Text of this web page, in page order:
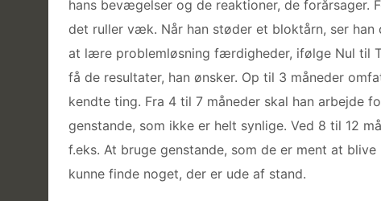
hans bevægelser og de reaktioner, de forårsager.
det ruller væk. Når han støder et bloktårn, ser
at lære problemløsning færdigheder, ifølge Nul til
få de resultater, han ønsker. Op til 3 måneder
kendte ting. Fra 4 til 7 måneder skal han arbejde
genstande, som ikke er helt synlige. Ved 8 til 12
f.eks. At bruge genstande, som de er ment at
kunne finde noget, der er ude af stand.